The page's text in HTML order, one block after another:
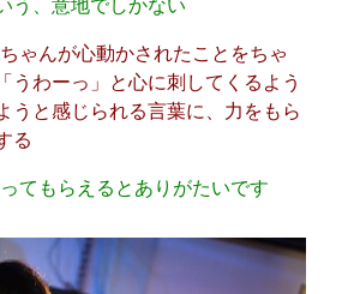
う、意地でしかない
ゃんが心動かされたことをちゃ
うわーっ」と心に刺してくるよう
うと感じられる言葉に、力をもら
る
てもらえるとありがたいです